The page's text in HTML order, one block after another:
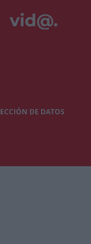
DE DATOS